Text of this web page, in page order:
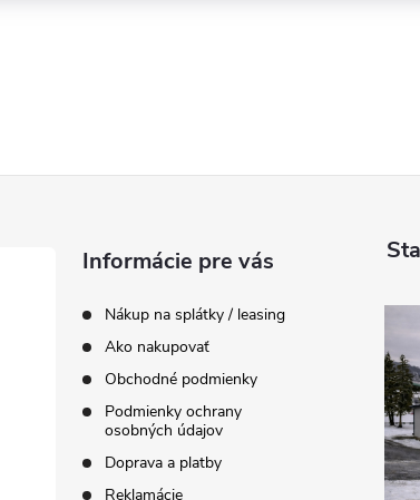
Informácie pre vás
Nákup na splátky / leasing
Ako nakupovať
Obchodné podmienky
Podmienky ochrany
osobných údajov
Doprava a platby
Reklamácie